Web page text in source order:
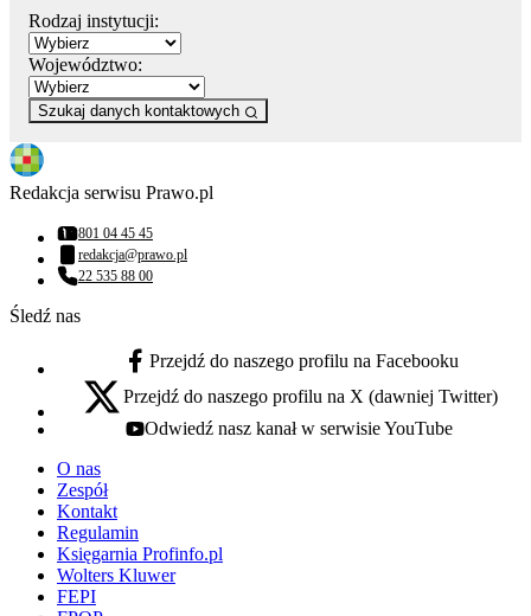
Rodzaj instytucji:
Województwo:
Szukaj danych kontaktowych
Redakcja serwisu Prawo.pl
Numer telefonu:
801 04 45 45
Adres email:
redakcja@prawo.pl
Numer telefonu:
22 535 88 00
Śledź nas
facebook - otwiera się w nowej karcie
Przejdź do naszego profilu na Facebooku
x - otwiera się w nowej karcie
Przejdź do naszego profilu na X (dawniej Twitter)
youtube - otwiera się w nowej karcie
Odwiedź nasz kanał w serwisie YouTube
O nas
Zespół
Kontakt
Regulamin
Księgarnia Profinfo.pl
Wolters Kluwer
FEPI